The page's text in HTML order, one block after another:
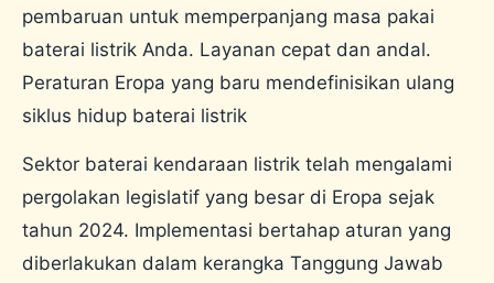
pembaruan untuk memperpanjang masa pakai
baterai listrik Anda. Layanan cepat dan andal.
Peraturan Eropa yang baru mendefinisikan ulang
siklus hidup baterai listrik
Sektor baterai kendaraan listrik telah mengalami
pergolakan legislatif yang besar di Eropa sejak
tahun 2024. Implementasi bertahap aturan yang
diberlakukan dalam kerangka Tanggung Jawab